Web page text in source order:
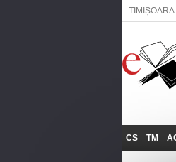
TIMIȘOARA
CS TM